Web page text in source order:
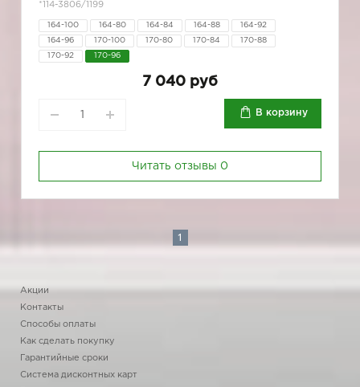
*114-3806/1199
164-100 164-80 164-84 164-88 164-92
164-96 170-100 170-80 170-84 170-88
170-92 170-96
7 040 руб
В корзину
Читать отзывы 0
1
Акции
Контакты
Способы оплаты
Как сделать покупку
Гарантийные сроки
Система дисконтных карт